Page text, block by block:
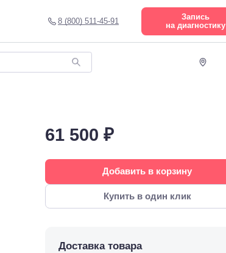
8 (800) 511-45-91
Запись
на диагностику
61 500 ₽
Добавить в корзину
Купить в один клик
Доставка товара